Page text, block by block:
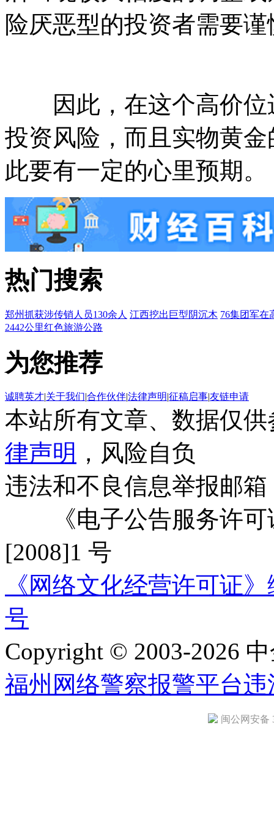
险厌恶型的投资者需要
因此，在这个高价位
投资风险，而且实物黄
此要有一定的心里预期。
热门搜索
郑州抓获涉传销人员130余人 江西挖出巨型阴沉木 76集团军在
2442公里红色旅游公路
为您推荐
诚聘英才|关于我们|合作伙伴|法律声明|征稿启事|友链申请
本站所有文章、数据仅
律声明 ，风险自负
违法和不良信息举报邮箱
《电子公告服务许可
[2008]1 号
《网络文化经营许可证
号
Copyright © 2003-2026
福州网络警察报警平台违
闽公网安备